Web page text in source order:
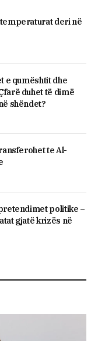
deri në
e qumështit dhe
duhet të dimë
shëndet?
te Al-
politike –
gjatë krizës në